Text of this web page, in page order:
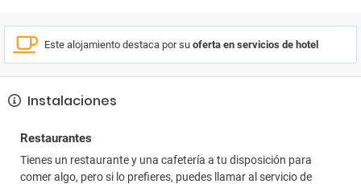
Este alojamiento destaca por su oferta en servicios de hotel
Instalaciones
Restaurantes
Tienes un restaurante y una cafetería a tu disposición para
comer algo, pero si lo prefieres, puedes llamar al servicio de